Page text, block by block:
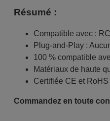
Résumé :
Compatible avec :
Plug-and-Play :
100 % compatible
Matériaux de haute
Certifiée CE et RoHS
Commandez en toute